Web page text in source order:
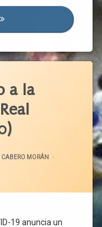
La Crisis De La Covid-19 Y
a la
22 JUNIO 2020
CABERO MORÁN
19 anuncia un